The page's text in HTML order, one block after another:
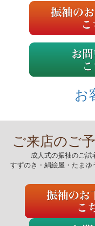
お
ご来店のご
成人式の振袖のご
すずのき・絹絵屋・たまゆ